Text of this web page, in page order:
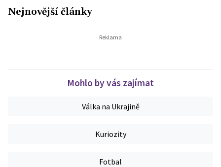
Nejnovější články
Mohlo by vás zajímat
Válka na Ukrajině
Kuriozity
Fotbal